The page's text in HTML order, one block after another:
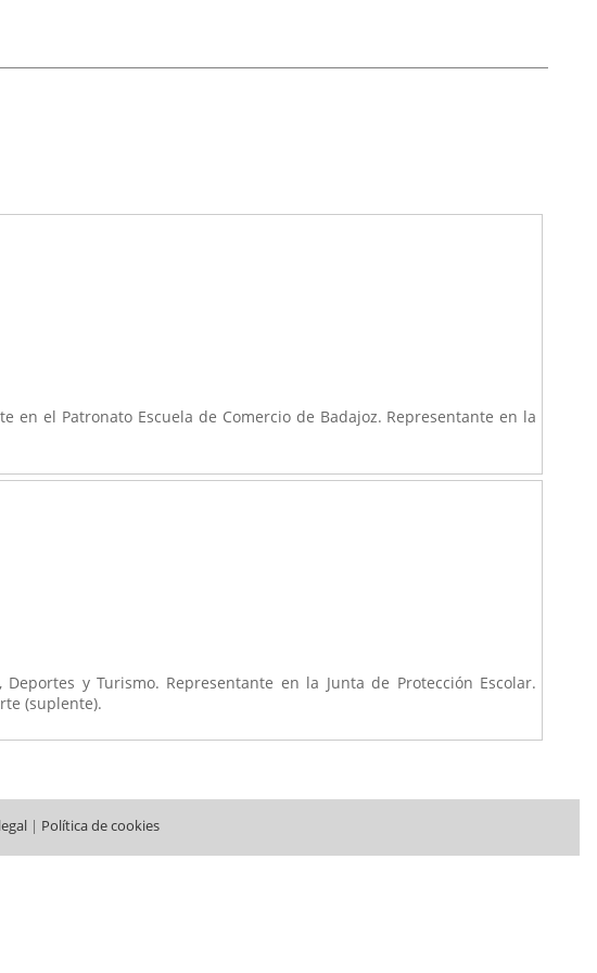
en el Patronato Escuela de Comercio de Badajoz. Representante en la
y Turismo. Representante en la Junta de Protección Escolar.
(suplente).
| Política de cookies